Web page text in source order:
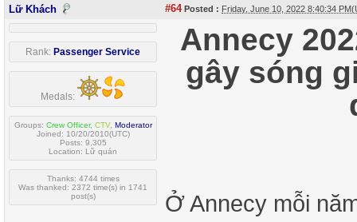
Lữ Khách #64Posted : Friday, June 10, 2022 8:40:34
Rank: Passenger Service
Medals:
Groups: Crew Officer, CTV, Moderator
Joined: 10/20/2010(UTC)
Posts: 9,305
Location: Lữ quán
Thanks: 4744 times
Was thanked: 2372 time(s) in 1741
post(s)
Annecy
gây sóng
Ở Annecy mỗi